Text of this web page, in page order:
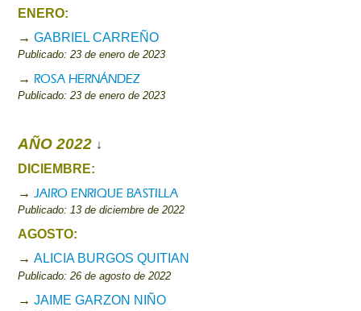
ENERO:
→GABRIEL CARREÑO
Publicado: 23 de enero de 2023
→ROSA HERNÁNDEZ
Publicado: 23 de enero de 2023
AÑO 2022 ↓
DICIEMBRE:
→ JAIRO ENRIQUE BASTILLA
Publicado: 13 de diciembre de 2022
AGOSTO:
→ALICIA BURGOS QUITIAN
Publicado: 26 de agosto de 2022
→JAIME GARZON NIÑO